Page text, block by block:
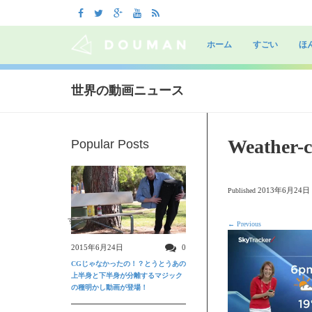
to
ホーム すごい ほ
世界の動画ニュース
Weather-
Published 2013年6月24日
← Previous
Popular Posts
すごい動画
2015年6月24日 0
CGじゃなかったの！？とうとうあの
上半身と下半身が分離するマジック
の種明かし動画が登場！